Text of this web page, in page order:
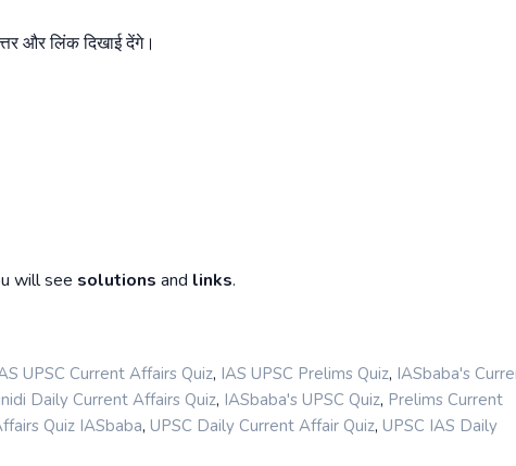
और लिंक दिखाई देंगे।
will see solutions and links.
UPSC Current Affairs Quiz, IAS UPSC Prelims Quiz, IASbaba's
Daily Current Affairs Quiz, IASbaba's UPSC Quiz, Prelims Current
Quiz IASbaba, UPSC Daily Current Affair Quiz, UPSC IAS Daily